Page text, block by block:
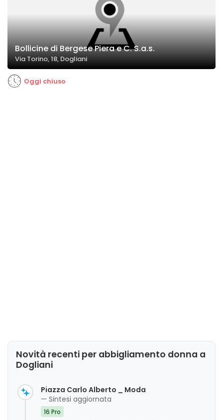
Bollicine di Bergese Piera e C. S.a.s.
Via Torino, 18, Dogliani
Oggi chiuso
Novità recenti per abbigliamento donna a
Dogliani
Piazza Carlo Alberto _ Moda
— Sintesi aggiornata
16 Pro